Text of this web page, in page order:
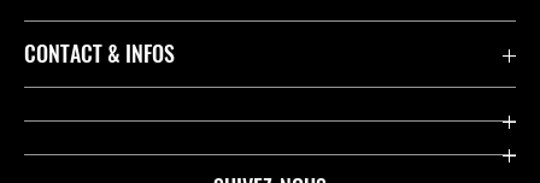
Accessoires & Pièces
Concessionnaires
CONTACT & INFOS
Contact